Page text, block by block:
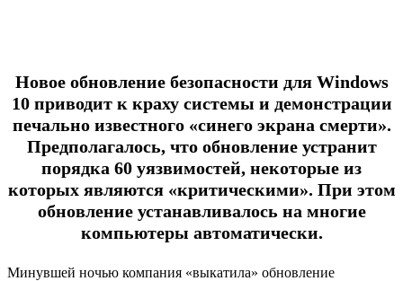
Новое обновление безопасности для Windows
10 приводит к краху системы и демонстрации
печально известного «синего экрана смерти».
Предполагалось, что обновление устранит
порядка 60 уязвимостей, некоторые из
которых являются «критическими». При этом
обновление устанавливалось на многие
компьютеры автоматически.
Минувшей ночью компания «выкатила» обновление